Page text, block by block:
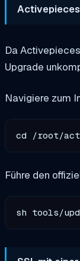
Da
Upgrade
Navigiere zum
Führe den